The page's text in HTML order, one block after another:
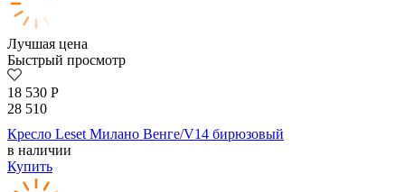
Лучшая цена
Быстрый просмотр
18 530 Р
28 510
Кресло Leset Милано Венге/V14 бирюзовый
в наличии
Купить